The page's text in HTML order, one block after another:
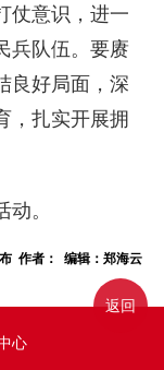
仗意识，进一
兵队伍。要赓
良好局面，深
，扎实开展拥
。
作者： 编辑：郑海云
心
返回